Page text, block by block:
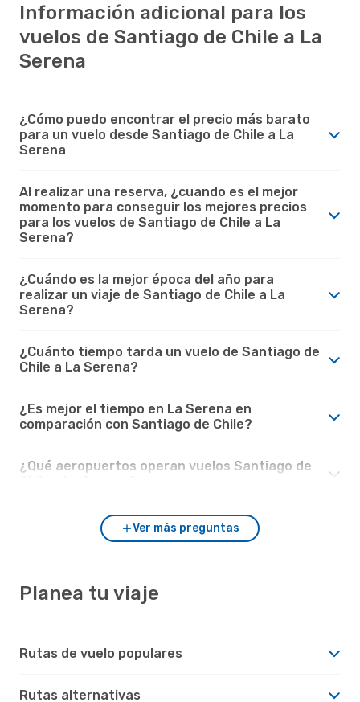
Información adicional para los
vuelos de Santiago de Chile a La
Serena
¿Cómo puedo encontrar el precio más barato
para un vuelo desde Santiago de Chile a La
Serena
Al realizar una reserva, ¿cuando es el mejor
momento para conseguir los mejores precios
para los vuelos de Santiago de Chile a La
Serena?
¿Cuándo es la mejor época del año para
realizar un viaje de Santiago de Chile a La
Serena?
¿Cuánto tiempo tarda un vuelo de Santiago de
Chile a La Serena?
¿Es mejor el tiempo en La Serena en
comparación con Santiago de Chile?
¿Qué aeropuertos operan vuelos Santiago de
Ver más preguntas
Planea tu viaje
Rutas de vuelo populares
Rutas alternativas